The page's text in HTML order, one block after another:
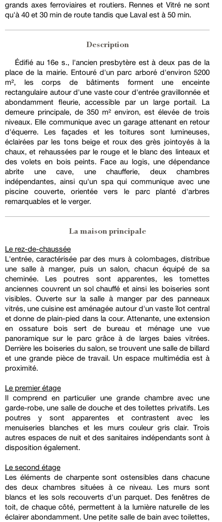
grands axes ferroviaires et routiers. Rennes et Vitré ne sont
qu'à 40 et 30 min de route tandis que Laval est à 50 min.
Description
Édifié au 16e s., l'ancien presbytère est à deux pas de la
place de la mairie. Entouré d'un parc arboré d'environ 5200
m², les corps de bâtiments forment une enceinte
rectangulaire autour d'une vaste cour d'entrée gravillonnée et
abondamment fleurie, accessible par un large portail. La
demeure principale, de 350 m² environ, est élevée de trois
niveaux. Elle communique avec un garage attenant en retour
d'équerre. Les façades et les toitures sont lumineuses,
éclairées par les tons beige et roux des grès jointoyés à la
chaux, et rehaussées par le rouge et le blanc des linteaux et
des volets en bois peints. Face au logis, une dépendance
abrite une cave, une chaufferie, deux chambres
indépendantes, ainsi qu'un spa qui communique avec une
piscine couverte, orientée vers le parc planté d'arbres
remarquables et le verger.
La maison principale
Le rez-de-chaussée
L'entrée, caractérisée par des murs à colombages, distribue
une salle à manger, puis un salon, chacun équipé de sa
cheminée. Les poutres sont apparentes, les tomettes
anciennes couvrent un sol chauffé et ainsi les boiseries sont
visibles. Ouverte sur la salle à manger par des panneaux
vitrés, une cuisine est aménagée autour d'un vaste îlot central
et donne de plain-pied dans la cour. Attenante, une extension
en ossature bois sert de bureau et ménage une vue
panoramique sur le parc grâce à de larges baies vitrées.
Derrière les boiseries du salon, se trouvent une salle de billard
et une grande pièce de travail. Un espace multimédia est à
proximité.
Le premier étage
Il comprend en particulier une grande chambre avec une
garde-robe, une salle de douche et des toilettes privatifs. Les
poutres y sont apparentes et contrastent avec les
menuiseries blanches et les murs couleur gris clair. Trois
autres espaces de nuit et des sanitaires indépendants sont à
disposition également.
Le second étage
Les éléments de charpente sont ostensibles dans chacune
des deux chambres situées à ce niveau. Les murs sont
blancs et les sols recouverts d'un parquet. Des fenêtres de
toit, de chaque côté, permettent à la lumière naturelle de les
éclairer abondamment. Une petite salle de bain avec toilettes,